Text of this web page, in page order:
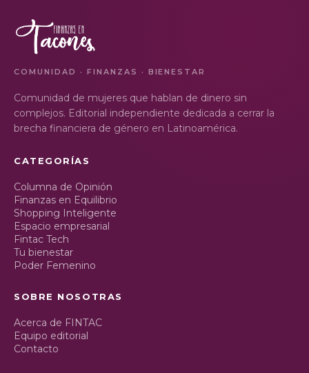
COMUNIDAD · FINANZAS · BIENESTAR
Comunidad de mujeres que hablan de dinero sin
complejos. Editorial independiente dedicada a cerrar la
brecha financiera de género en Latinoamérica.
CATEGORÍAS
Columna de Opinión
Finanzas en Equilibrio
Shopping Inteligente
Espacio empresarial
Fintac Tech
Tu bienestar
Poder Femenino
SOBRE NOSOTRAS
Acerca de FINTAC
Equipo editorial
Contacto